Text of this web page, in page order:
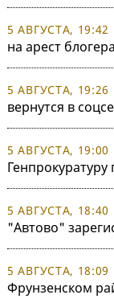
5 АВГУСТА, 19:42
на арест
5 АВГУСТА, 19:26
вернутся в
5 АВГУСТА, 19:00
5 АВГУСТА, 18:40
"Автово"
5 АВГУСТА, 18:09
Фрунзенском